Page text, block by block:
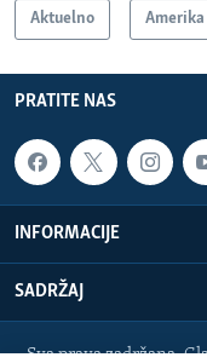
Aktuelno Amerika
PRATITE NAS
INFORMACIJE
SADRŽAJ
Sva prava zadržana.